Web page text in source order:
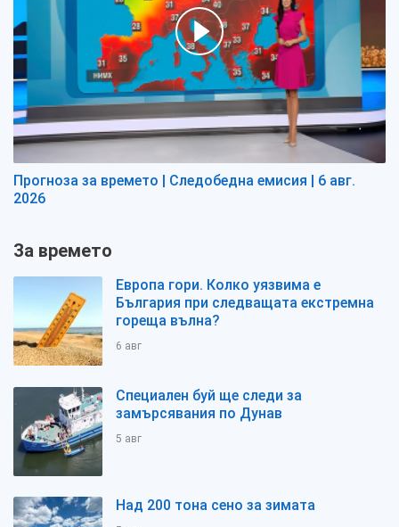
Прогноза за времето | Следобедна емисия | 6 авг.
2026
За времето
Европа гори. Колко уязвима е
България при следващата екстремна
гореща вълна?
6 авг
Специален буй ще следи за
замърсявания по Дунав
5 авг
Над 200 тона сено за зимата